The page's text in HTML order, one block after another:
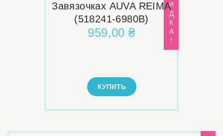
И
Д
К
А
!
Завязочках AUVA REIMA
(518241-6980B)
959,00 ₴
КУПИТЬ